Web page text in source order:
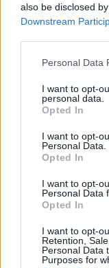
also be disclosed
Downstream
Personal Data
I want to opt-
personal data.
Opted In
I want to opt-
Personal Data.
Opted In
I want to opt-
Personal Data
Opted In
I want to opt-
Retention,
Personal Data
Purposes for
ο δανεισμός των
ελληνικών
15/05/2020 - 11:45